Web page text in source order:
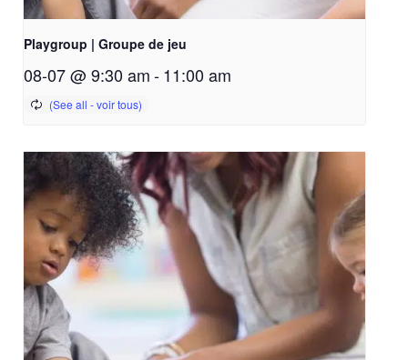
Playgroup | Groupe de jeu
08-07 @ 9:30 am-11:00 am